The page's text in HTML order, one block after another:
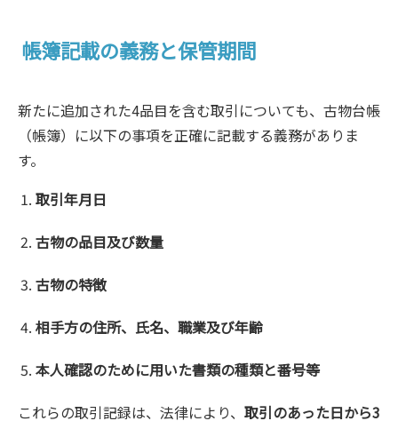
帳簿記載の義務と保管期間
新たに追加された4品目を含む取引についても、古物台帳
（帳簿）に以下の事項を正確に記載する義務がありま
す。
取引年月日
古物の品目及び数量
古物の特徴
相手方の住所、氏名、職業及び年齢
本人確認のために用いた書類の種類と番号等
これらの取引記録は、法律により、 取引のあった日から3